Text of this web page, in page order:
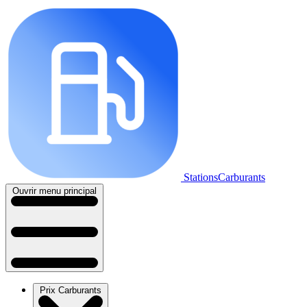
StationsCarburants
Ouvrir menu principal
Prix Carburants